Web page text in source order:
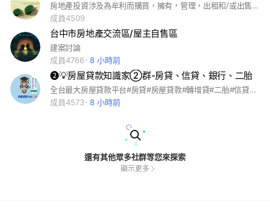
房地產投資涉及為牟利而購買，擁有，管理，出租和/或出售房地產。作為房地產投資策略的一部分，改善不動產通常被認為是房地產投資的一個子專業，稱為房地產開發。房地產是相對於其他投資而言流動性有限的一種資產形式，它也是資本密集型的（儘管資本可以通過抵押槓桿獲得），並且現金流量很高 依賴。如果投資者不能很好地理解和管理這些因素，房地產將成為風險投資。
成員4509
台中市房地產交流區/屋主自售區
建案討論
成員4766
8 小時前
❷💡房屋貸款知識家②群-房貸、信貸、銀行、二胎
全台最大房屋貸款平台#房貸#房屋貸款#轉增貸#二胎#信貸#信用卡#保險#地政#代書#法拍#車貸#汽車貸款#機車貸款#商品貸#手機貸#房屋二胎#新鑫#裕隆#裕融#和潤#中租#仲介#二順位#銀行#金融#理財型房貸#回覆型房貸#違約金#證券#股票#質借#法律#補助#基金#期貨#公益#慈善#捐款#p2p#imb#信用市集#鄉民貸#必可#日生金#洗錢#詐騙#房東#房仲#居住正義#租屋補助#
成員4573
8 小時前
還有其他眾多社群等您來探索
顯示更多